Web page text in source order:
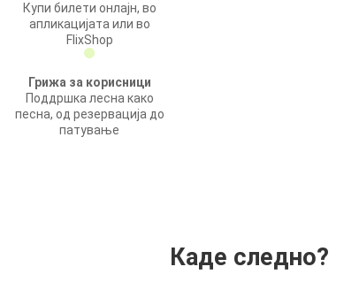
Купи билети онлајн, во
апликацијата или во
FlixShop
Грижа за корисници
Поддршка лесна како
песна, од резервација до
патување
Каде следно?